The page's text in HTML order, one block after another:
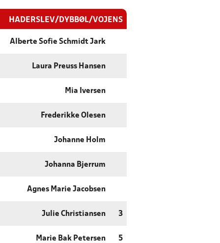
HADERSLEV/DYBBØL/VOJENS
Alberte Sofie Schmidt Jark
Laura Preuss Hansen
Mia Iversen
Frederikke Olesen
Johanne Holm
Johanna Bjerrum
Agnes Marie Jacobsen
Julie Christiansen 3
Marie Bak Petersen 5